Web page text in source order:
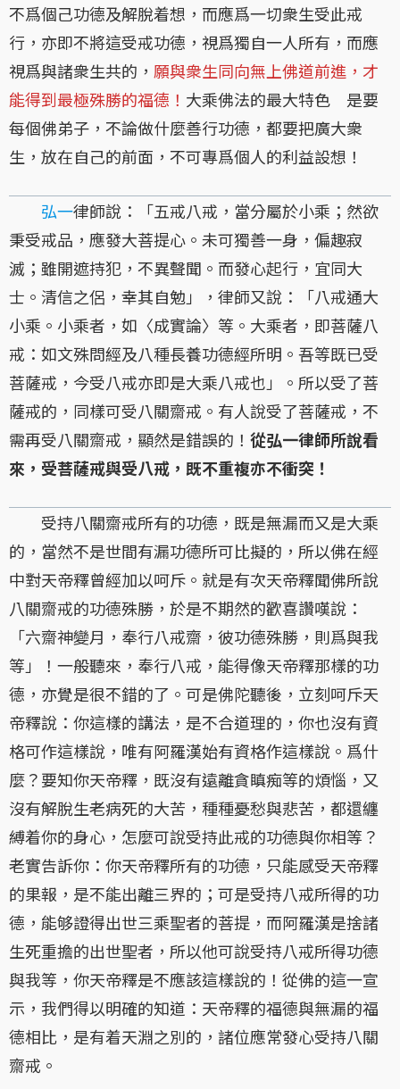
不爲個己功德及解脫着想，而應爲一切衆生受此戒
行，亦即不將這受戒功德，視爲獨自一人所有，而應
視爲與諸衆生共的， 願與衆生同向無上佛道前進，才
能得到最極殊勝的福德！ 大乘佛法的最大特色 是要
每個佛弟子，不論做什麼善行功德，都要把廣大衆
生，放在自己的前面，不可專爲個人的利益設想！
弘一律師說：「五戒八戒，當分屬於小乘；然欲
秉受戒品，應發大菩提心。未可獨善一身，偏趣寂
滅；雖開遮持犯，不異聲聞。而發心起行，宜同大
士。清信之侶，幸其自勉」，律師又說：「八戒通大
小乘。小乘者，如〈成實論〉等。大乘者，即菩薩八
戒：如文殊問經及八種長養功德經所明。吾等既已受
菩薩戒，今受八戒亦即是大乘八戒也」。所以受了菩
薩戒的，同樣可受八關齋戒。有人說受了菩薩戒，不
需再受八關齋戒，顯然是錯誤的！ 從弘一律師所說看
來，受菩薩戒與受八戒，既不重複亦不衝突！
受持八關齋戒所有的功德，既是無漏而又是大乘
的，當然不是世間有漏功德所可比擬的，所以佛在經
中對天帝釋曾經加以呵斥。就是有次天帝釋聞佛所說
八關齋戒的功德殊勝，於是不期然的歡喜讚嘆說：
「六齋神變月，奉行八戒齋，彼功德殊勝，則爲與我
等」！一般聽來，奉行八戒，能得像天帝釋那樣的功
德，亦覺是很不錯的了。可是佛陀聽後，立刻呵斥天
帝釋說：你這樣的講法，是不合道理的，你也沒有資
格可作這樣說，唯有阿羅漢始有資格作這樣說。爲什
麼？要知你天帝釋，既沒有遠離貪瞋痴等的煩惱，又
沒有解脫生老病死的大苦，種種憂愁與悲苦，都還纏
縛着你的身心，怎麼可說受持此戒的功德與你相等？
老實告訴你：你天帝釋所有的功德，只能感受天帝釋
的果報，是不能出離三界的；可是受持八戒所得的功
德，能够證得出世三乘聖者的菩提，而阿羅漢是捨諸
生死重擔的出世聖者，所以他可說受持八戒所得功德
與我等，你天帝釋是不應該這樣說的！從佛的這一宣
示，我們得以明確的知道：天帝釋的福德與無漏的福
德相比，是有着天淵之別的，諸位應常發心受持八關
齋戒。